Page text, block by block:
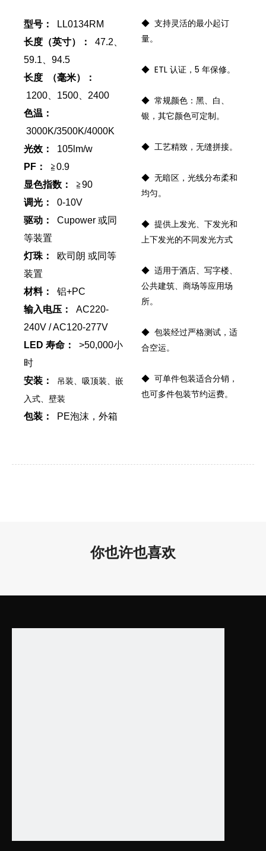
型号：
LL0134RM
长度（英寸）： 47.2、
59.1、94.5
长度
（毫米）：
1200、1500、2400
色温：
3000K/3500K/4000K
光效： 105lm/w
PF： ≧0.9
显色指数： ≧90
调光： 0-10V
驱动： Cupower 或同
等装置
灯珠： 欧司朗 或同等
装置
材料：
铝+PC
输入电压：
AC220-
240V / AC120-277V
LED 寿命：
>50,000小
时
安装：
吊装、吸顶装、嵌
入式、壁装
包装： PE泡沫，外箱
◆ 支持灵活的最小起订
量。
◆ ETL 认证，5 年保修。
◆ 常规颜色：黑、白、
银，其它颜色可定制。
◆ 工艺精致，无缝拼接。
◆ 无暗区，光线分布柔和
均匀。
◆ 提供上发光、下发光和
上下发光的不同发光方式
◆ 适用于酒店、写字楼、
公共建筑、商场等应用场
所。
◆ 包装经过严格测试，适
合空运。
◆ 可单件包装适合分销，
也可多件包装节约运费。
LL0134RM-1500
线性 LED 吸顶灯
吸顶式线性照明
你也许也喜欢